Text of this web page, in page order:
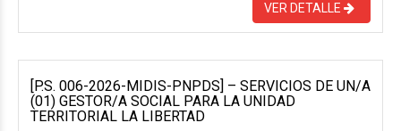
VER DETALLE
[P.S. 006-2026-MIDIS-PNPDS] – SERVICIOS DE UN/A
(01) GESTOR/A SOCIAL PARA LA UNIDAD
TERRITORIAL LA LIBERTAD